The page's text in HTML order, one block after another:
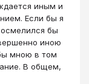
иным и
Если бы я
бы
иною
мною в том
В общем,